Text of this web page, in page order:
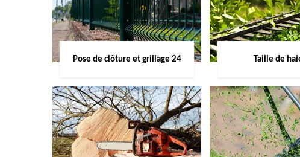
Pose de clôture et grillage 24 Taille de